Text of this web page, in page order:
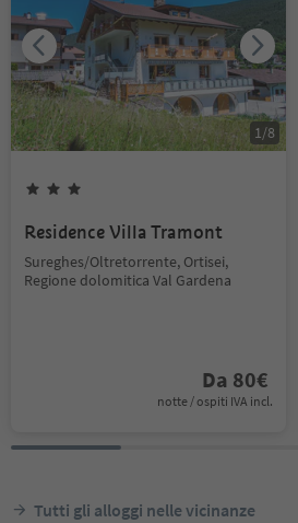
1/8
Residence Villa Tramont
Sureghes/Oltretorrente, Ortisei,
Regione dolomitica Val Gardena
Da 80€
notte / ospiti IVA incl.
Tutti gli alloggi nelle vicinanze